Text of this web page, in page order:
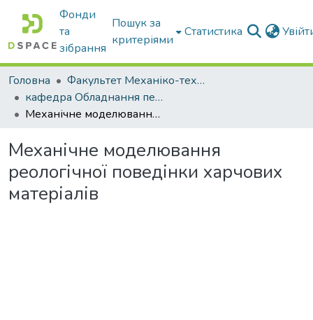
Фонди
та
зібрання
Пошук за
критеріями
Статистика
Головна
Факультет Механіко-технологічний
кафедра Обладнання переробних і харчових виробництв ім. професора Ф.Ю. Ялпачика
Механічне моделювання реологічної поведінки харчових матеріалів
Механічне моделювання
реологічної поведінки харчових
матеріалів